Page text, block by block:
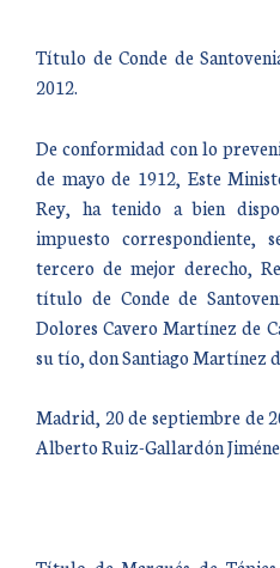
Título de Conde de
2012.
De conformidad con lo
de mayo de 1912, Este
Rey, ha tenido a bien
impuesto correspondiente,
tercero de mejor derecho,
título de Conde de
Dolores Cavero Martínez de
su tío, don Santiago Martínez
Madrid, 20 de septiembre de
Alberto Ruiz-Gallardón